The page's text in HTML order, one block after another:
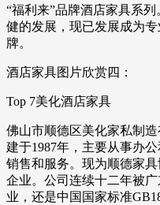
“福利来”品牌酒店家具系
健的发展，现已发展成为
牌。
酒店家具图片欣赏四：
Top 7美化酒店家具
佛山市顺德区美化家私制
建于1987年，主要从事办
销售和服务。现为顺德家
企业。公司连续十二年被
业，还是中国国家标准